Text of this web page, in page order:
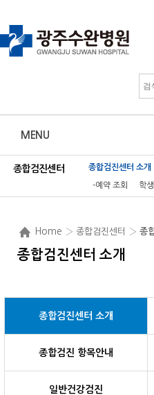
MENU
종합검진센터 종합검진센터 소개
-예약 조회 학
Home › 종합검진센터 › 종
종합검진센터 소개
종합검진센터 소개
종합검진 항목안내
일반건강검진